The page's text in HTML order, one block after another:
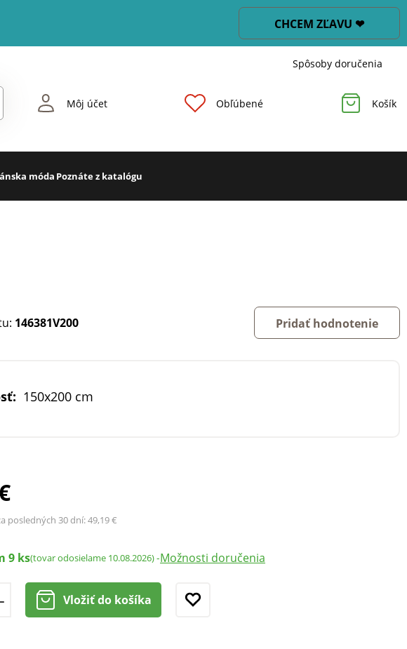
CHCEM ZĽAVU ❤
Spôsoby doručenia
Môj účet Obľúbené Košík
móda Poznáte z katalógu
146381V200 Pridať hodnotenie
150x200 cm
posledných 30 dní:49,19 €
9 ks(tovar odosielame 10.08.2026)-Možnosti doručenia
Vložiť do košíka